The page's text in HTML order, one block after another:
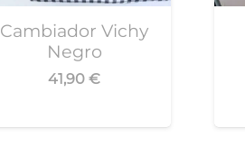
Cambiador Vichy
Negro
41,90 €